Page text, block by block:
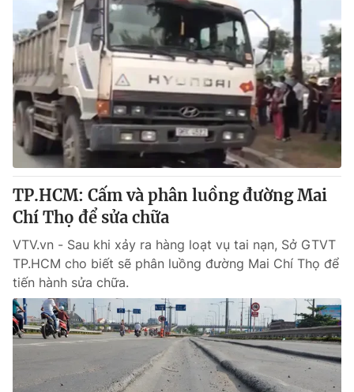
TP.HCM: Cấm và phân luồng đường Mai
Chí Thọ để sửa chữa
VTV.vn - Sau khi xảy ra hàng loạt vụ tai nạn, Sở GTVT
TP.HCM cho biết sẽ phân luồng đường Mai Chí Thọ để
tiến hành sửa chữa.